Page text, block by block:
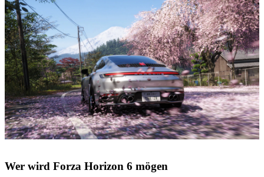
Wer wird Forza Horizon 6 mögen